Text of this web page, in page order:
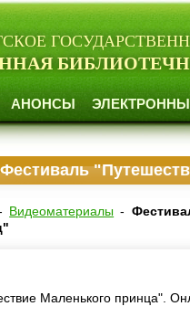
АНОНСЫ
Фестиваль "Путешествие
Видеоматериалы -
Маленького принца".